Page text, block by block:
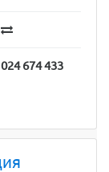
674 433